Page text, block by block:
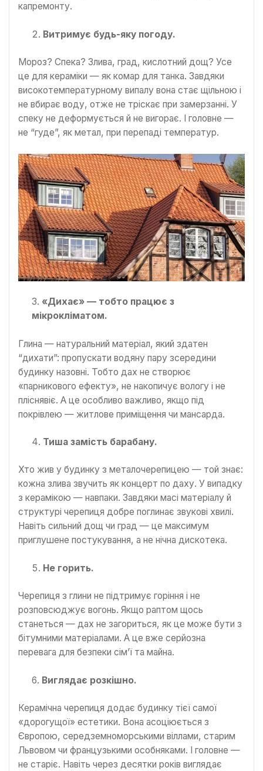
капремонту.
Витримує будь-яку погоду.
Мороз? Спека? Злива, град, кислотний дощ? Усе
це для кераміки — як комар для танка. Завдяки
високотемпературному випалу вона стає щільною і
не вбирає воду, отже не тріскає при замерзанні. У
спеку не деформується й не вигорає. І головне —
не “гуде”, як метал, при перепаді температур.
«Дихає» — тобто працює з
мікрокліматом.
Глина — натуральний матеріал, який здатен
“дихати”: пропускати водяну пару зсередини
будинку назовні. Тобто дах не створює
«парникового ефекту», не накопичує вологу і не
пліснявіє. А це особливо важливо, якщо під
покрівлею — житлове приміщення чи мансарда.
Тиша замість барабану.
Хто жив у будинку з металочерепицею — той знає:
кожна злива звучить як концерт по даху. У випадку
з керамікою — навпаки. Завдяки масі матеріалу й
структурі черепиця добре поглинає звукові хвилі.
Навіть сильний дощ чи град — це максимум
приглушене постукування, а не нічна дискотека.
Не горить.
Черепиця з глини не підтримує горіння і не
розповсюджує вогонь. Якщо раптом щось
станеться — дах не загориться, як це може бути з
бітумними матеріалами. А це вже серйозна
перевага для безпеки сім’ї та майна.
Виглядає розкішно.
Керамічна черепиця додає будинку тієї самої
«дорогущої» естетики. Вона асоціюється з
Європою, середземноморськими віллами, старим
Львовом чи французькими особняками. І головне —
не старіє. Навіть через десятки років виглядає